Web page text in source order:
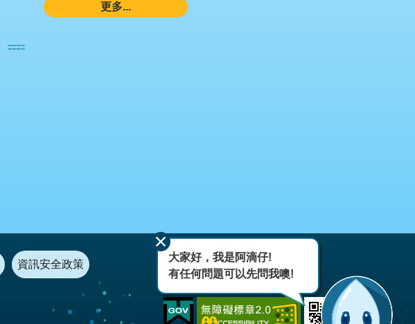
更多...
資訊安全政策
大家好，我是阿滴仔!
有任何問題可以先問我噢!